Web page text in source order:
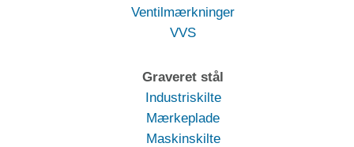
Ventilmærkninger
VVS
Graveret stål
Industriskilte
Mærkeplade
Maskinskilte